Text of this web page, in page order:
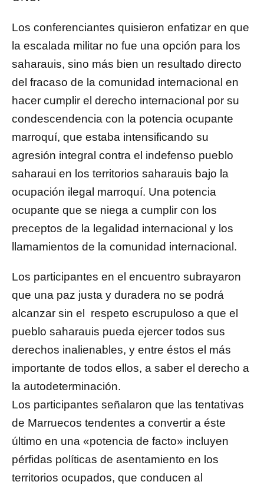
Los conferenciantes quisieron enfatizar en que
la escalada militar no fue una opción para los
saharauis, sino más bien un resultado directo
del fracaso de la comunidad internacional en
hacer cumplir el derecho internacional por su
condescendencia con la potencia ocupante
marroquí, que estaba intensificando su
agresión integral contra el indefenso pueblo
saharaui en los territorios saharauis bajo la
ocupación ilegal marroquí. Una potencia
ocupante que se niega a cumplir con los
preceptos de la legalidad internacional y los
llamamientos de la comunidad internacional.
Los participantes en el encuentro subrayaron
que una paz justa y duradera no se podrá
alcanzar sin el respeto escrupuloso a que el
pueblo saharauis pueda ejercer todos sus
derechos inalienables, y entre éstos el más
importante de todos ellos, a saber el derecho a
la autodeterminación.
Los participantes señalaron que las tentativas
de Marruecos tendentes a convertir a éste
último en una «potencia de facto» incluyen
pérfidas políticas de asentamiento en los
territorios ocupados, que conducen al